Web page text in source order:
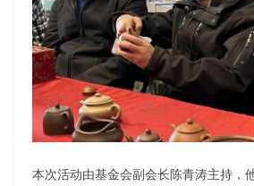
本次活动由基金会副会长陈青涛主持，